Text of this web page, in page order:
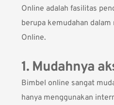
Online adalah fasilitas
berupa kemudahan
Online.
1. Mudahnya
Bimbel online sangat
hanya menggunakan